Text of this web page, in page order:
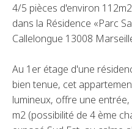
4/5 pièces d'environ
dans la Résidence «Parc
Callelongue 13008
Au 1er étage d'une
bien tenue, cet
lumineux, offre une
m2 (possibilité de 4 ème